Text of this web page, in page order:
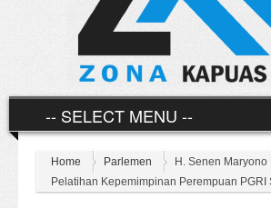
Home Parlemen
H. Senen Maryono
Pelatihan Kepemimpinan Perempuan PGRI